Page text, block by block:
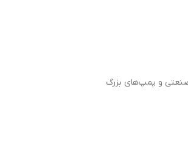
و پمپ‌های بزرگ